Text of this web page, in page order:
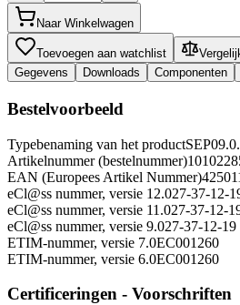
Naar Winkelwagen
Toevoegen aan watchlist
Gegevens
Downloads Componenten
Bestelvoorbeeld
Typebenaming van het product
Artikelnummer (bestelnummer)
EAN (Europees Artikel Nummer)
eCl@ss nummer, versie 12.027-37-12-
eCl@ss nummer, versie 11.027-37-12-
eCl@ss nummer, versie 9.027-37-12-19
ETIM-nummer, versie 7.0EC001260
ETIM-nummer, versie 6.0EC001260
Certificeringen - Voorschriften